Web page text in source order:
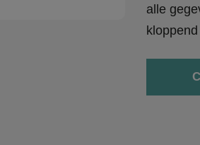
alle